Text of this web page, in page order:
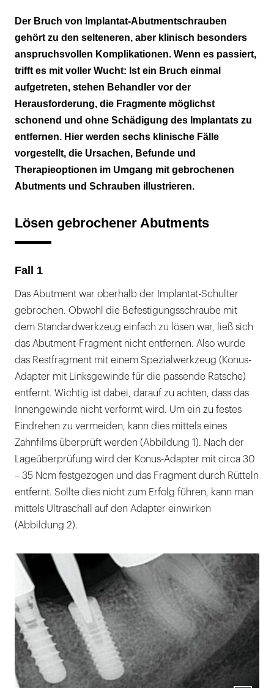
Lösen gebrochener Abutments
Lösen verzogener Schraubenköpfe im
Abutment
Diskussion
Der Bruch von Implantat-Abutmentschrauben
gehört zu den selteneren, aber klinisch besonders
anspruchsvollen Komplikationen. Wenn es passiert,
trifft es mit voller Wucht: Ist ein Bruch einmal
aufgetreten, stehen Behandler vor der
Herausforderung, die Fragmente möglichst
schonend und ohne Schädigung des Implantats zu
entfernen. Hier werden sechs klinische Fälle
vorgestellt, die Ursachen, Befunde und
Therapieoptionen im Umgang mit gebrochenen
Abutments und Schrauben illustrieren.
Lösen gebrochener Abutments
Fall 1
Das Abutment war oberhalb der Implantat-Schulter
gebrochen. Obwohl die Befestigungsschraube mit
dem Standardwerkzeug einfach zu lösen war, ließ sich
das Abutment-Fragment nicht entfernen. Also wurde
das Restfragment mit einem Spezialwerkzeug (Konus-
Adapter mit Linksgewinde für die passende Ratsche)
entfernt. Wichtig ist dabei, darauf zu achten, dass das
Innengewinde nicht verformt wird. Um ein zu festes
Eindrehen zu vermeiden, kann dies mittels eines
Zahnfilms überprüft werden (Abbildung 1). Nach der
Lageüberprüfung wird der Konus-Adapter mit circa 30
– 35 Ncm festgezogen und das Fragment durch Rütteln
entfernt. Sollte dies nicht zum Erfolg führen, kann man
mittels Ultraschall auf den Adapter einwirken
(Abbildung 2).